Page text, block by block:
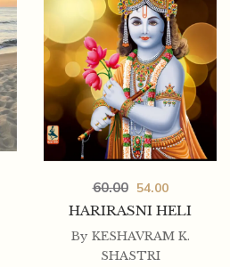
HARIRASNI HELI
60.00 54.00
By KESHAVRAM K.
SHASTRI